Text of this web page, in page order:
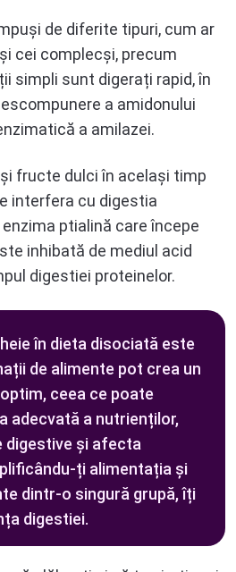
de diferite tipuri, cum ar
cei complecși, precum
simpli sunt digerați rapid, în
a amidonului
a amilazei.
fructe dulci în același timp
interfera cu digestia
ptialină care începe
inhibată de mediul acid
digestiei proteinelor.
în dieta disociată este
de alimente pot crea un
ceea ce poate
adecvată a nutrienților,
digestive și afecta
ți alimentația și
dintr-o singură grupă, îți
digestiei.